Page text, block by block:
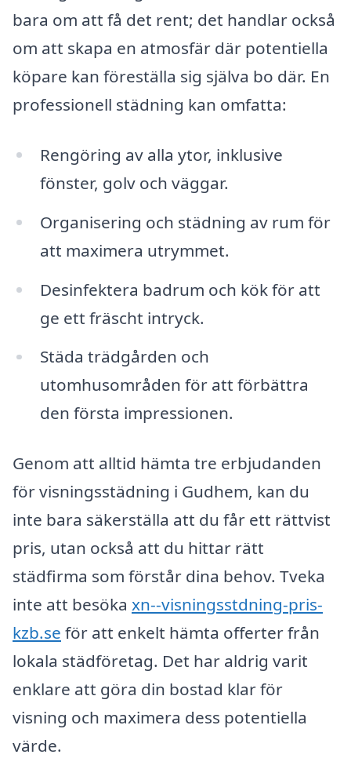
bara om att få det rent; det handlar också
om att skapa en atmosfär där potentiella
köpare kan föreställa sig själva bo där. En
professionell städning kan omfatta:
Rengöring av alla ytor, inklusive
fönster, golv och väggar.
Organisering och städning av rum för
att maximera utrymmet.
Desinfektera badrum och kök för att
ge ett fräscht intryck.
Städa trädgården och
utomhusområden för att förbättra
den första impressionen.
Genom att alltid hämta tre erbjudanden
för visningsstädning i Gudhem, kan du
inte bara säkerställa att du får ett rättvist
pris, utan också att du hittar rätt
städfirma som förstår dina behov. Tveka
inte att besöka xn--visningsstdning-pris-
kzb.se för att enkelt hämta offerter från
lokala städföretag. Det har aldrig varit
enklare att göra din bostad klar för
visning och maximera dess potentiella
värde.